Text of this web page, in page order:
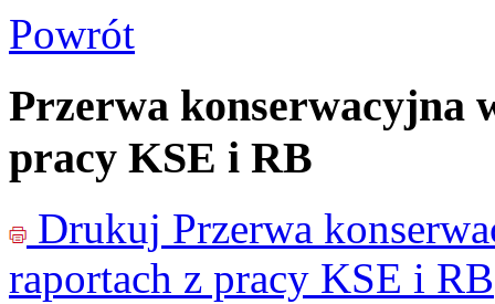
Powrót
Przerwa konserwacyjna
pracy KSE i RB
Drukuj Przerwa
raportach z pracy KSE i RB